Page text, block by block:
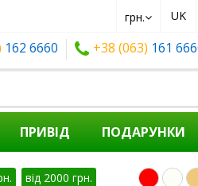
грн. UK
162 6660 +38 (063) 161
ПРИВІД ПОДАРУНКИ
від 2000 грн.